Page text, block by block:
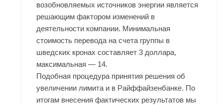
возобновляемых источников энергии является
решающим фактором изменений в
деятельности компании. Минимальная
стоимость перевода на счета группы в
шведских кронах составляет 3 доллара,
максимальная — 14.
Подобная процедура принятия решения об
увеличении лимита и в Райффайзенбанке. По
итогам внесения фактических результатов мы